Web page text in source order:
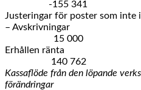
-155 341
Justeringar för poster som inte
–
15 000
140 762
Kassaflöde från den löpande
förändringar